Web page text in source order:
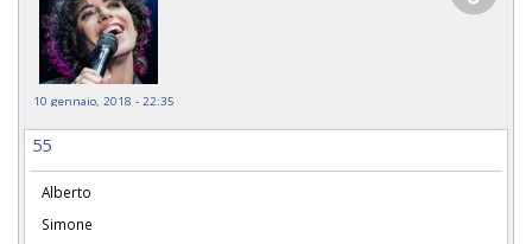
10 gennaio, 2018 - 22:35
55
Alberto
Simone